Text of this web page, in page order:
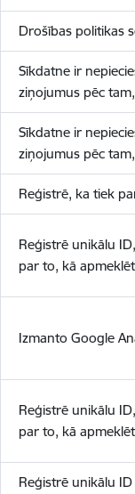
Drošības politikas
Sīkdatne ir
ziņojumus pēc
Sīkdatne ir
ziņojumus pēc
Reģistrē, ka tiek
Reģistrē unikālu
par to, kā
Izmanto Google
Reģistrē unikālu
par to, kā
Reģistrē unikālu